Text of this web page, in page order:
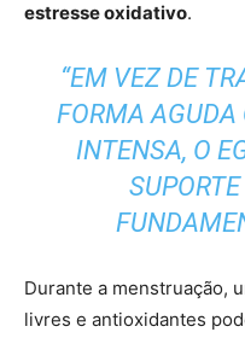
estresse oxidativo.
“EM VEZ DE
FORMA AGUDA
INTENSA, O
Durante a menstruação,
livres e antioxidantes